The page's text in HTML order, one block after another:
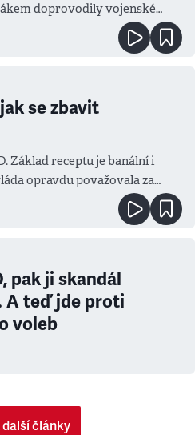
doprovodily vojenské
se zbavit
Základ receptu je banální i
opravdu považovala za
pak ji skandál
A teď jde proti
voleb
články